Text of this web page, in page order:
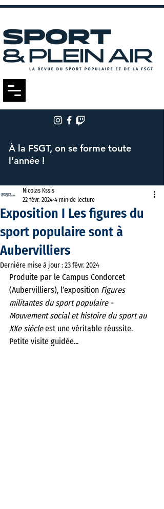
À la FSGT, on se forme toute
l’année !
Exposition I Les figures du
sport populaire sont à
Aubervilliers
Nicolas Kssis
22 févr. 2024 4 min de lecture
Dernière mise à jour :23 févr. 2024
Produite par le Campus Condorcet
(Aubervilliers), l’exposition Figures
militantes du sport populaire -
Mouvement social et histoire du sport au
XXe siècle est une véritable réussite.
Petite visite guidée...